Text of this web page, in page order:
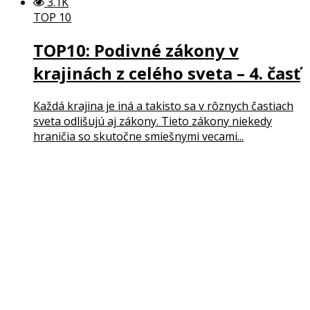
TOP 10
TOP10: Podivné zákony v
krajinách z celého sveta – 4. časť
Každá krajina je iná a takisto sa v rôznych častiach
sveta odlišujú aj zákony. Tieto zákony niekedy
hraničia so skutočne smiešnymi vecami...